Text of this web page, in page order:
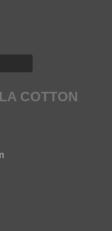
COTTON